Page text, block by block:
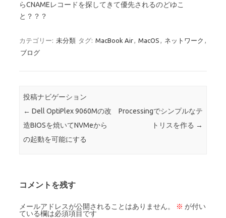
らCNAMEレコードを探してきて優先されるのどゆこ
と？？？
カテゴリー: 未分類 タグ: MacBook Air, MacOS , ネットワーク ,
ブログ
投稿ナビゲーション
← Dell OptiPlex 9060Mの改
造BIOSを焼いてNVMeから
の起動を可能にする
Processingでシンプルなテ
トリスを作る →
コメントを残す
メールアドレスが公開されることはありません。 ※ が付い
ている欄は必須項目です